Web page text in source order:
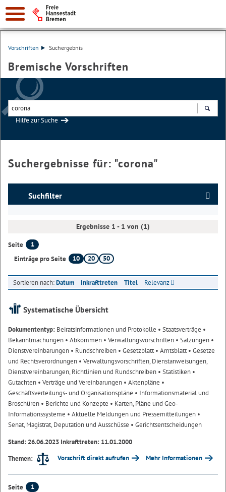
Vorschriften Suchergebnis
Bremische Vorschriften
Hilfe zur Suche
Suchergebnisse für: "corona"
Suchfilter
Ergebnisse 1 - 1 von (1)
Seite
1
Einträge pro Seite
10 20 50
Sortieren nach:Datum Inkrafttreten Titel Relevanz
Systematische Übersicht
Dokumententyp: Beiratsinformationen und Protokolle • Staatsverträge •
Bekanntmachungen • Abkommen • Verwaltungsvorschriften • Satzungen •
Dienstvereinbarungen • Rundschreiben • Gesetzblatt• Amtsblatt• Gesetze
und Rechtsverordnungen • Verwaltungsvorschriften, Dienstanweisungen,
Dienstvereinbarungen, Richtlinien und Rundschreiben • Statistiken •
Gutachten • Verträge und Vereinbarungen • Aktenpläne •
Geschäftsverteilungs- und Organisationspläne • Informationsmaterial und
Broschüren • Berichte und Konzepte • Karten, Pläne und Geo-
Informationssysteme • Aktuelle Meldungen und Pressemitteilungen •
Senat, Magistrat, Deputation und Ausschüsse • Gerichtsentscheidungen
Stand: 26.06.2023 Inkrafttreten: 11.01.2000
Themen:
Vorschrift direkt aufrufen Mehr Informationen
Seite
1